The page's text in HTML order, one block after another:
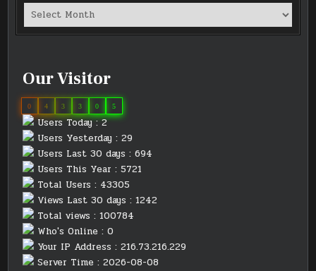
Archives
Our Visitor
0 4 3 3 0 5
Users Today : 2
Users Yesterday : 29
Users Last 30 days : 694
Users This Year : 5721
Total Users : 43305
Views Last 30 days : 1242
Total views : 100784
Who's Online : 0
Your IP Address : 216.73.216.229
Server Time : 2026-08-08